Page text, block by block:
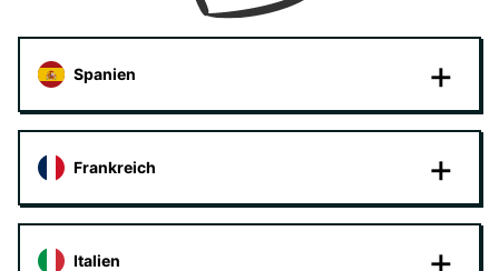
Spanien
Frankreich
Italien